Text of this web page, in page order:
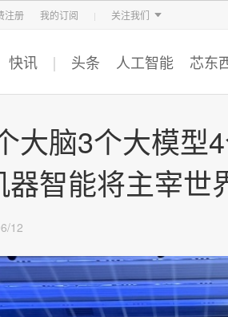
注册 我的订阅 关注我们
西 芯东西 智猩猩
快讯 头条 人工智能 芯东
大脑3个大模型
器智能将主宰世
12